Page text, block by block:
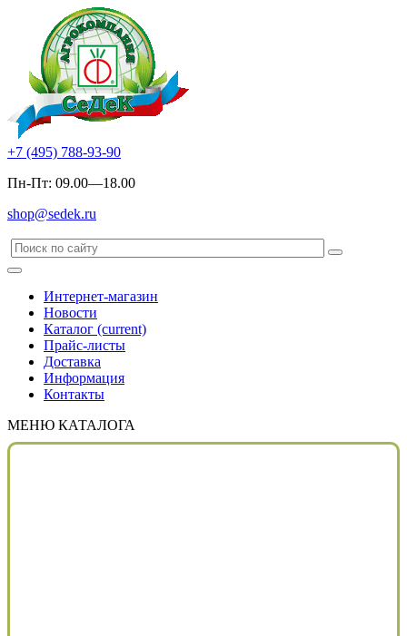
+7 (495) 788-93-90
Пн-Пт: 09.00—18.00
shop@sedek.ru
Интернет-магазин
Новости
Каталог (current)
Прайс-листы
Доставка
Информация
Контакты
МЕНЮ КАТАЛОГА